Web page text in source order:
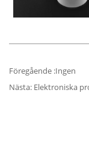
Föregående :Ingen
Nästa: Elektroniska